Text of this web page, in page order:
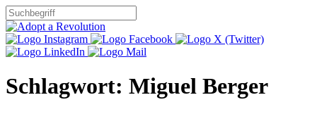
Schlagwort: Miguel Berger